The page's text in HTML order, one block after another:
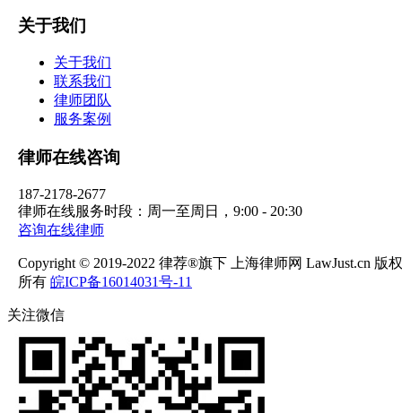
关于我们
关于我们
联系我们
律师团队
服务案例
律师在线咨询
187-2178-2677
律师在线服务时段：周一至周日，9:00 - 20:30
咨询在线律师
Copyright © 2019-2022 律荐®旗下 上海律师网 LawJust.cn 版权
所有 皖ICP备16014031号-11
关注微信